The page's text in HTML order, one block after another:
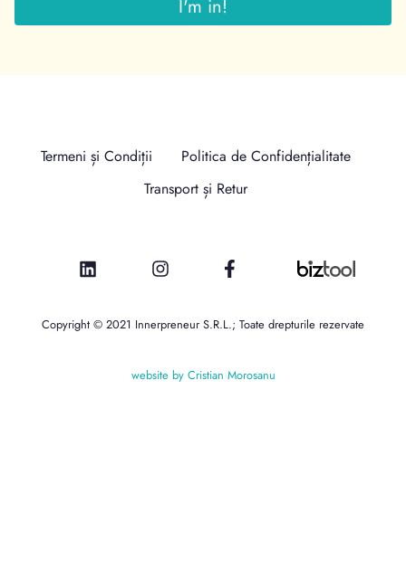
Termeni și Condiții
Politica de Confidențialitate
Transport și Retur
Copyright © 2021 Innerpreneur S.R.L.; Toate drepturile rezervate
website by Cristian Morosanu